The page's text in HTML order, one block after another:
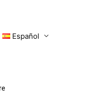
Español